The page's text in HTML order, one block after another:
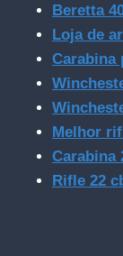
Beretta
Loja de
Carabina
Melhor
Carabina
Rifle 22